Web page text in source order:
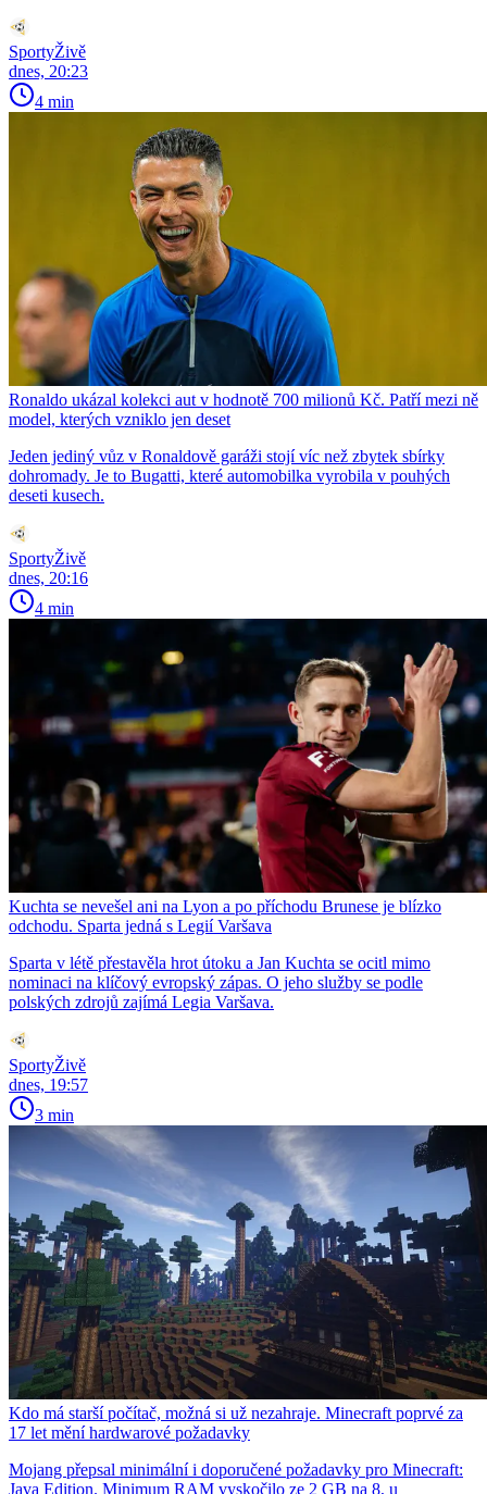
SportyŽivě
dnes, 20:23
4 min
Ronaldo ukázal kolekci aut v hodnotě 700 milionů Kč. Patří mezi ně
model, kterých vzniklo jen deset
Jeden jediný vůz v Ronaldově garáži stojí víc než zbytek sbírky
dohromady. Je to Bugatti, které automobilka vyrobila v pouhých
deseti kusech.
SportyŽivě
dnes, 20:16
4 min
Kuchta se nevešel ani na Lyon a po příchodu Brunese je blízko
odchodu. Sparta jedná s Legií Varšava
Sparta v létě přestavěla hrot útoku a Jan Kuchta se ocitl mimo
nominaci na klíčový evropský zápas. O jeho služby se podle
polských zdrojů zajímá Legia Varšava.
SportyŽivě
dnes, 19:57
3 min
Kdo má starší počítač, možná si už nezahraje. Minecraft poprvé za
17 let mění hardwarové požadavky
Mojang přepsal minimální i doporučené požadavky pro Minecraft:
Java Edition. Minimum RAM vyskočilo ze 2 GB na 8, u